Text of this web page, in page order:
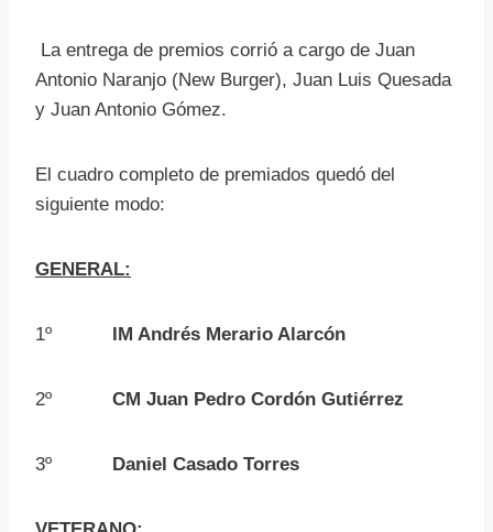
La entrega de premios corrió a cargo de Juan
Antonio Naranjo (New Burger), Juan Luis Quesada
y Juan Antonio Gómez.
El cuadro completo de premiados quedó del
siguiente modo:
GENERAL:
1º IM Andrés Merario Alarcón
2º CM Juan Pedro Cordón Gutiérrez
3º Daniel Casado Torres